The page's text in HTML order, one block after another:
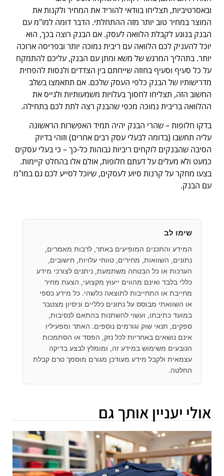
ובאסרטיביות, תצליחו בוודאי להוריד את המחיר ולקנות את
המוצר במחיר טוב יותר מזה ההתחלתי. הדבר דומה למו"מ עם
הבנק בנוגע לקבלת הלוואה לעסק. אם הבנק רוצה בכך, הוא
יוכל להעניק לכם הלוואה עם ריבית נמוכה יותר ובפריסה ארוכה
יותר. בתהליך המרגש של משא ומתן עם הבנק, עליכם להתמקח
על כל סעיף וסעיף בחוזה שייחתם בין הצדדים ולנסות להפחית
מדרישותיו של הבנק כלפי העסק שלכם. אם תתאמצו בשלב
החשוב הזה, תצליחו לחסוך בעלויות משמעותיות ולגייס את
ההלוואה בריבית נמוכה מכפי שהבנק רצה לתת לכם בתחילה.
בדקו חלופות – שהרי הבנק יהיה תמיד האפשרות הראשונה
עליה תחשבו (בדומה לבעלי עסק רבים אחרים) וזוהי בדיוק
הסיבה שהבנקים לוקחים ריביות גבוהות כל-כך – כי בעלי עסקים
כמעט ולא מעלים על דעתם חלופות, אולם אלו בהחלט קיימות.
בצעו מחקר על קרנות סיוע לעסקים, שיוכל לסייע לכם גם במו"מ
עם הבנק.
שימו לב
המידע והתכנים המופיעים באתר, לרבות מאמרים,
נתונים, השוואות, מחירים, טווחי עלויות, חישובים,
הערכות או כל הבטחה משתמעת, ניתנים לצורכי מידע
כללי בלבד ואינם מהווים ייעוץ מקצועי, הצעת מחיר
מחייבת או התחייבות לתוצאה כלשהי. כל מידע כספי
או השוואתי מבוסס על נתונים כלליים וניסיון מצטבר
במועד כתיבתו, ועשוי להשתנות בהתאם לנסיבות,
ספקים, תנאי שוק וגורמים נוספים. האתר ומפעיליו
אינם נושאים באחריות לכל נזק, הפסד או הסתמכות
הנובעים משימוש במידע זה, ומומלץ לבצע בדיקה
עצמאית ולקבל מידע מעודכן מגורם מוסמך טרם קבלת
החלטה.
אולי יעניין אותך גם